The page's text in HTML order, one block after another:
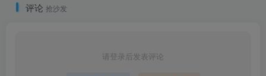
评论 抢沙发
请登录后发表评论